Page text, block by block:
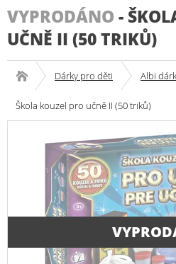
VYPRODÁNO -
UČNĚ II (50 TRIKŮ)
Dárky pro děti Albi
Škola kouzel pro učně II (50 triků)